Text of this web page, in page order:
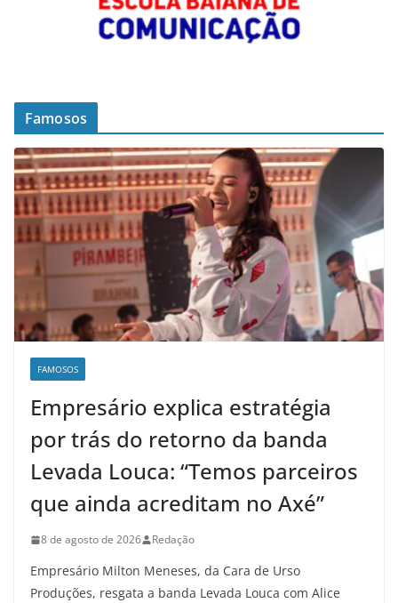
Famosos
FAMOSOS
Empresário explica estratégia
por trás do retorno da banda
Levada Louca: “Temos parceiros
que ainda acreditam no Axé”
8 de agosto de 2026 Redação
Empresário Milton Meneses, da Cara de Urso
Produções, resgata a banda Levada Louca com Alice